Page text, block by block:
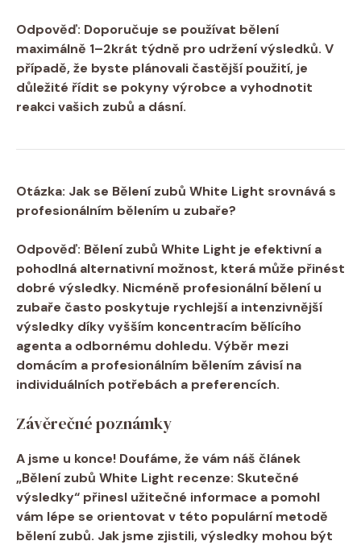
Odpověď: Doporučuje se používat bělení
maximálně 1–2krát týdně pro udržení výsledků. V
případě, že byste plánovali častější použití, je
‍důležité řídit se pokyny výrobce a vyhodnotit
reakci vašich⁢ zubů a dásní.
Otázka: Jak se Bělení zubů White Light srovnává s
profesionálním bělením u zubaře?
Odpověď: Bělení zubů White Light je ‌efektivní a
⁤pohodlná alternativní možnost,⁣ která může přinést
dobré⁢ výsledky. Nicméně profesionální bělení u
zubaře často⁢ poskytuje rychlejší a intenzivnější
výsledky díky ⁤vyšším koncentracím bělícího
agenta a odbornému dohledu. Výběr ​mezi
domácím a profesionálním bělením závisí na
individuálních potřebách a preferencích.
Závěrečné poznámky
A jsme u konce! Doufáme, že vám náš článek
⁣„Bělení ⁤zubů‌ White Light recenze: Skutečné
výsledky“ přinesl ⁢užitečné ⁢informace⁣ a pomohl
vám lépe⁤ se orientovat v této populární metodě
bělení zubů.⁤ Jak jsme ‍zjistili, výsledky ​mohou být